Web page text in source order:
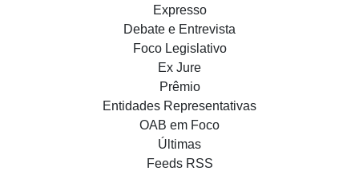
Expresso
Debate e Entrevista
Foco Legislativo
Ex Jure
Prêmio
Entidades Representativas
OAB em Foco
Últimas
Feeds RSS